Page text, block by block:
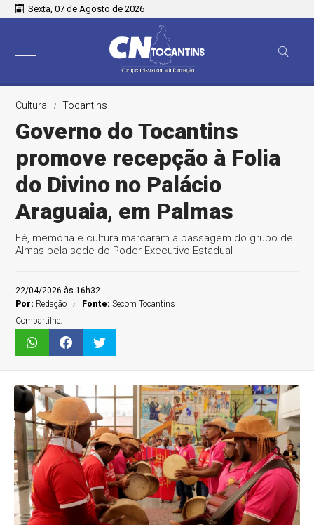
Sexta, 07 de Agosto de 2026
Cultura Tocantins
Governo do Tocantins
promove recepção à Folia
do Divino no Palácio
Araguaia, em Palmas
Fé, memória e cultura marcaram a passagem do grupo de
Almas pela sede do Poder Executivo Estadual
22/04/2026 às 16h32
Por: Redação Fonte:Secom Tocantins
Compartilhe: